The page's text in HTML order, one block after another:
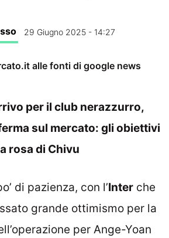
29 Giugno 2025 - 14:27
alle fonti di google news
per il club nerazzurro,
sul mercato: gli obiettivi
rosa di Chivu
di pazienza, con l’Inter che
grande ottimismo per la
per Ange-Yoan